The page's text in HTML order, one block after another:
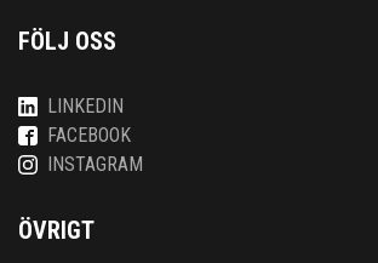
FÖLJ OSS
LINKEDIN
FACEBOOK
INSTAGRAM
ÖVRIGT